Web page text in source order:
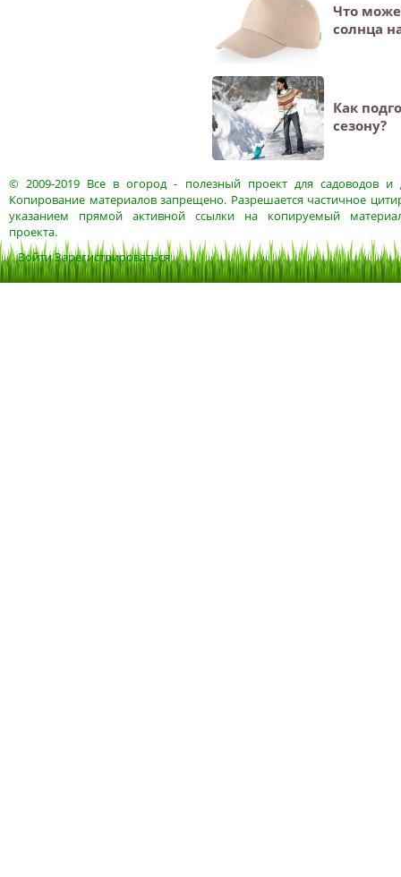
Что
солнца
Как
сезону?
© 2009-2019 Все в огород- полезный проект для садоводов и
Копирование материалов запрещено. Разрешается частичное
указанием прямой активной ссылки на копируемый
проекта.
ВойтиЗарегистрироваться